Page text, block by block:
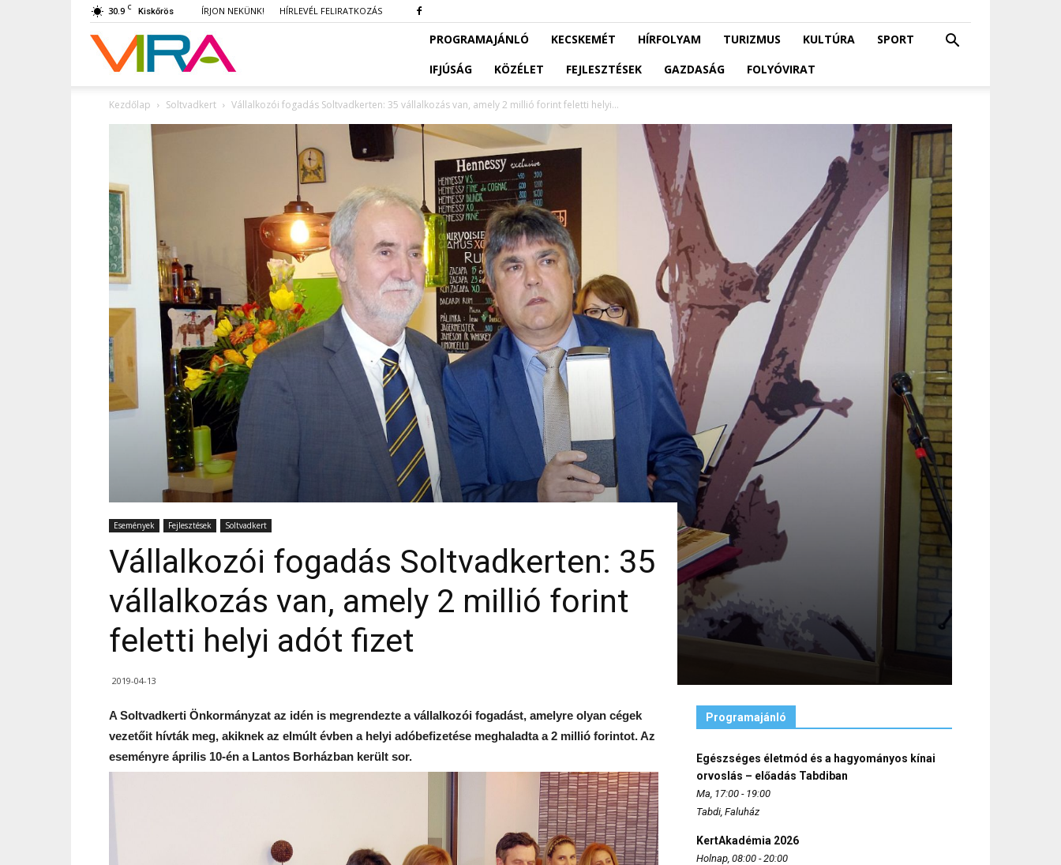
30.9 C Kiskőrös ÍRJON NEKÜNK! HÍRLEVÉL FELIRATKOZÁS
VIRA PROGRAMAJÁNLÓ KECSKEMÉT HÍRFOLYAM TURIZMUS KULTÚRA
SPORT
IFJÚSÁG
KÖZÉLET FEJLESZTÉSEK GAZDASÁG FOLYÓVIRAT
Kezdőlap Soltvadkert Vállalkozói fogadás Soltvadkerten: 35 vállalkozás van, amely 2 millió forint feletti helyi...
Események Fejlesztések Soltvadkert
Vállalkozói fogadás Soltvadkerten: 35
vállalkozás van, amely 2 millió forint
feletti helyi adót fizet
2019-04-13
A Soltvadkerti Önkormányzat az idén is megrendezte a vállalkozói fogadást, amelyre olyan cégek
vezetőit hívták meg, akiknek az elmúlt évben a helyi adóbefizetése meghaladta a 2 millió forintot. Az
eseményre április 10-én a Lantos Borházban került sor.
Programajánló
Egészséges életmód és a hagyományos kínai
orvoslás – előadás Tabdiban
Ma, 17:00 - 19:00
Tabdi, Faluház
KertAkadémia 2026
Holnap, 08:00 - 20:00